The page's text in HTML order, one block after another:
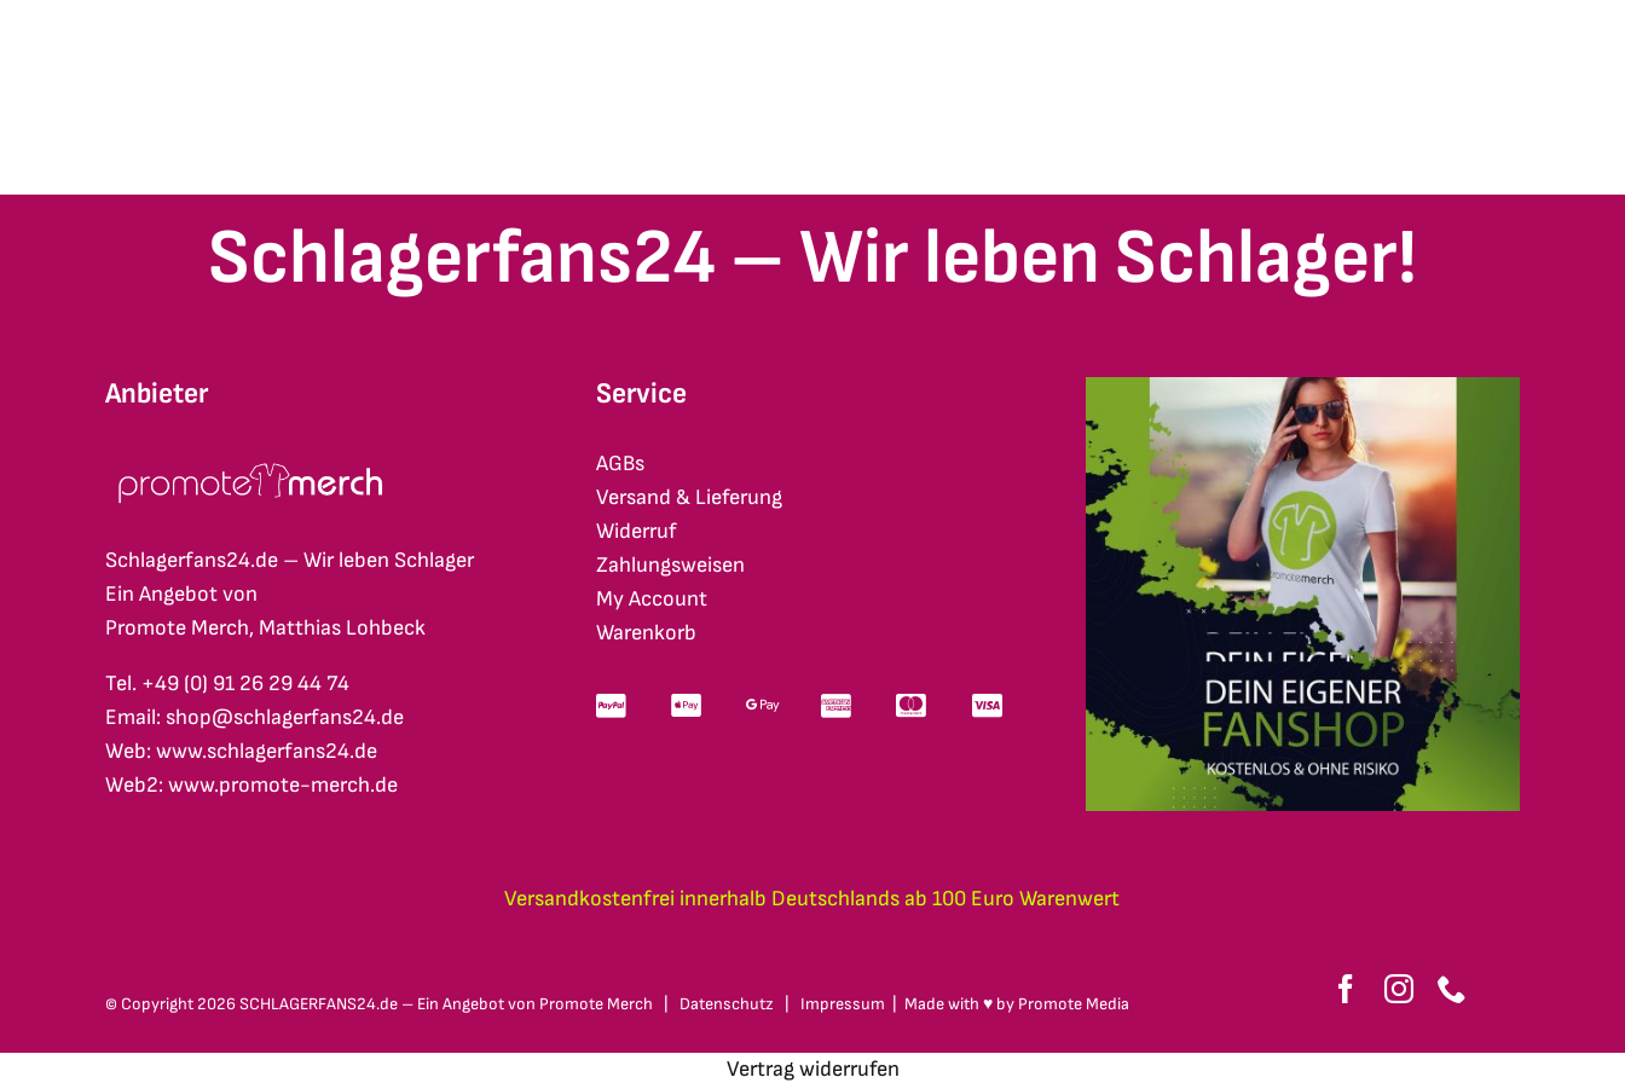
Schlagerfans24 – Wir leben Schlager!
Anbieter
Schlagerfans24.de – Wir leben Schlager
Ein Angebot von
Promote Merch, Matthias Lohbeck
Tel. +49 (0) 91 26 29 44 74
Email: shop@schlagerfans24.de
Web: www.schlagerfans24.de
Web2: www.promote-merch.de
Service
AGBs
Versand & Lieferung
Widerruf
Zahlungsweisen
My Account
Warenkorb
Versandkostenfrei innerhalb Deutschlands ab 100 Euro Warenwert
© Copyright 2026 SCHLAGERFANS24.de – Ein Angebot von Promote Merch Datenschutz Impressum | Made with ♥ by Promote Media
Vertrag widerrufen